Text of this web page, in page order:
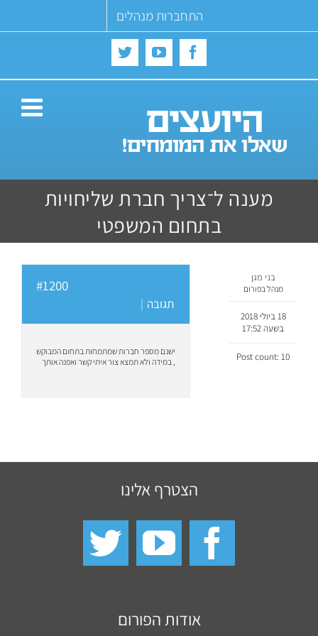
התחברות מנהלים
Facebook
YouTube
Twitter
מענה ל־צריך חברת שליחויות
בתחום המשפטי
בני מגן
מנהל בפורום
18 ביולי 2018
בשעה 17:52
Post count: 10
#1200
תגובה |
ישנם מספר חברות שמתמחות בתחום המבוקש
, במידה ולא תמצא צור איתי קשר ואפנה אותך
הצטרף אלינו
אודות הפורום